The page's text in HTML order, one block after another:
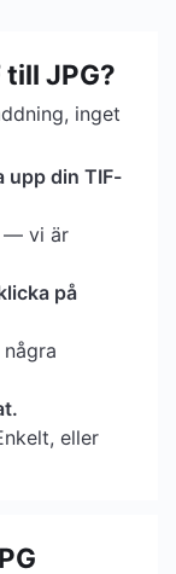
till JPG?
inget
upp din TIF-
— vi är
på
eller